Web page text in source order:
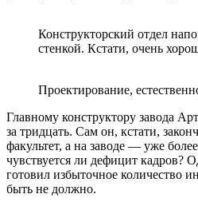
Конструкторский отдел
стенкой. Кстати, очень
Проектирование,
Главному конструктору завода
за тридцать. Сам он, кстати,
факультет, а на заводе — уже
чувствуется ли дефицит
готовил избыточное количество
быть не должно.